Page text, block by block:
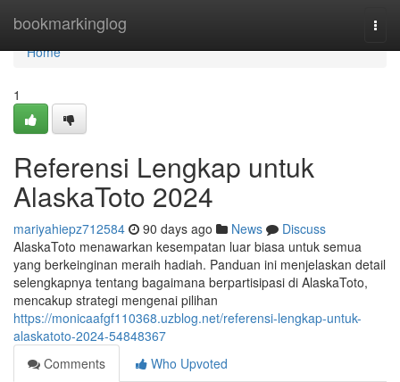
bookmarkinglog
Home
Home
1
Referensi Lengkap untuk
AlaskaToto 2024
mariyahiepz712584 90 days ago News
Discuss
AlaskaToto menawarkan kesempatan luar biasa untuk semua
yang berkeinginan meraih hadiah. Panduan ini menjelaskan detail
selengkapnya tentang bagaimana berpartisipasi di AlaskaToto,
mencakup strategi mengenai pilihan
https://monicaafgf110368.uzblog.net/referensi-lengkap-untuk-
alaskatoto-2024-54848367
Comments
Who Upvoted